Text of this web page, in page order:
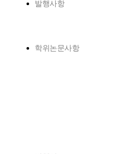
발행사항
학위논문사항